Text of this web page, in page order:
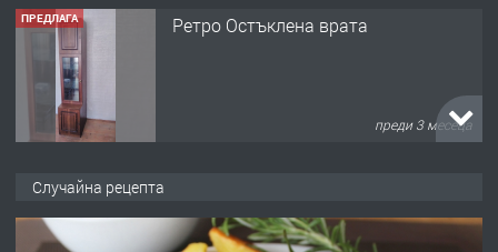
ПРЕДЛАГА Ретро Остъклена врата
преди 3 месеца
Случайна рецепта